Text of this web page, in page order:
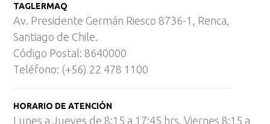
TAGLERMAQ
Av. Presidente Germán Riesco 8736-1, Renca,
Santiago de Chile.
Código Postal: 8640000
Teléfono: (+56) 22 478 1100
HORARIO DE ATENCIÓN
Lunes a Jueves de 8:15 a 17:45 hrs. Viernes 8:15 a